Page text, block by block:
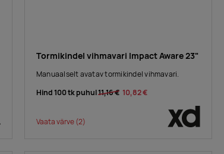
Tormikindel vihmavari Impact Aware 23"
Manuaalselt avatav tormikindel vihmavari.
Hind 100 tk puhul11,16 € 10,82 €
Vaata värve(2)